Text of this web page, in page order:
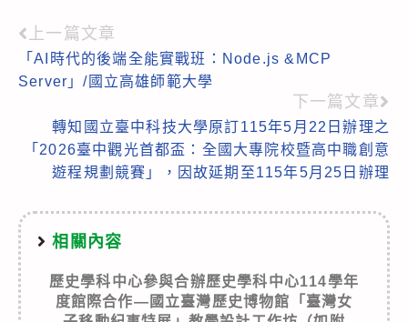
Read
more
上一篇文章
「AI時代的後端全能實戰班：Node.js &MCP
Server」/國立高雄師範大學
下一篇文章
轉知國立臺中科技大學原訂115年5月22日辦理之
「2026臺中觀光首都盃：全國大專院校暨高中職創意
遊程規劃競賽」，因故延期至115年5月25日辦理
相關內容
歷史學科中心參與合辦歷史學科中心114學年
度館際合作—國立臺灣歷史博物館「臺灣女